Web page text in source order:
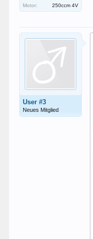
Motor:
250ccm 4V
User #3
Neues Mitglied